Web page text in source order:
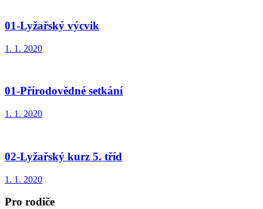
01-Lyžařský výcvik
1. 1. 2020
01-Přírodovědné setkání
1. 1. 2020
02-Lyžařský kurz 5. tříd
1. 1. 2020
Pro rodiče